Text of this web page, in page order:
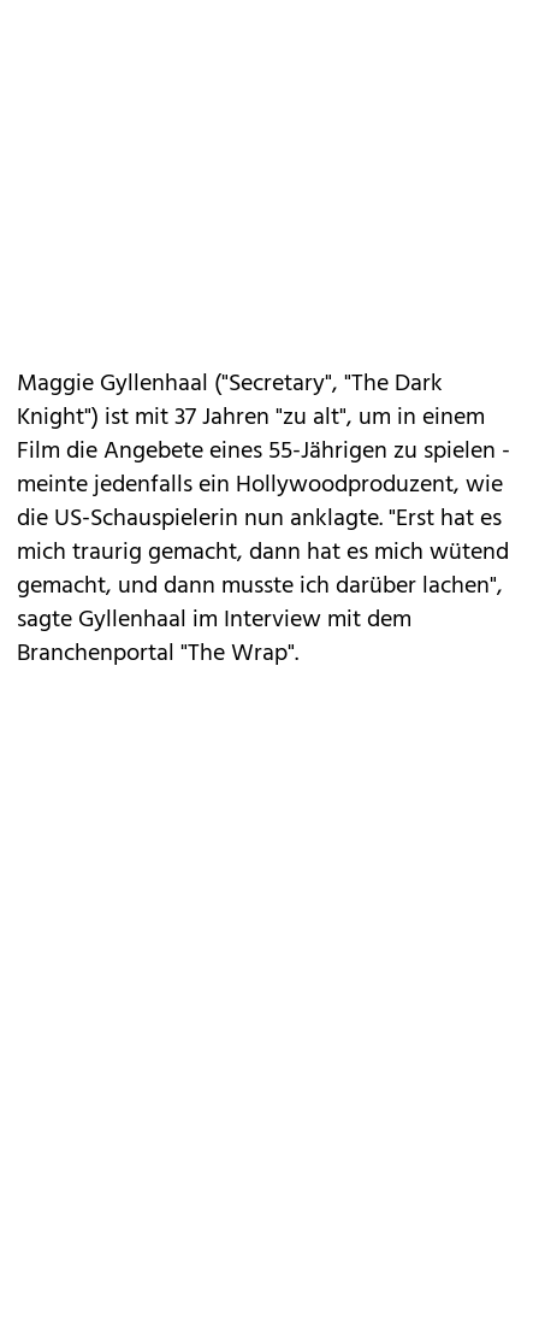
Maggie Gyllenhaal ("Secretary", "The Dark
Knight") ist mit 37 Jahren "zu alt", um in einem
Film die Angebete eines 55-Jährigen zu spielen -
meinte jedenfalls ein Hollywoodproduzent, wie
die US-Schauspielerin nun anklagte. "Erst hat es
mich traurig gemacht, dann hat es mich wütend
gemacht, und dann musste ich darüber lachen",
sagte Gyllenhaal im Interview mit dem
Branchenportal "The Wrap".